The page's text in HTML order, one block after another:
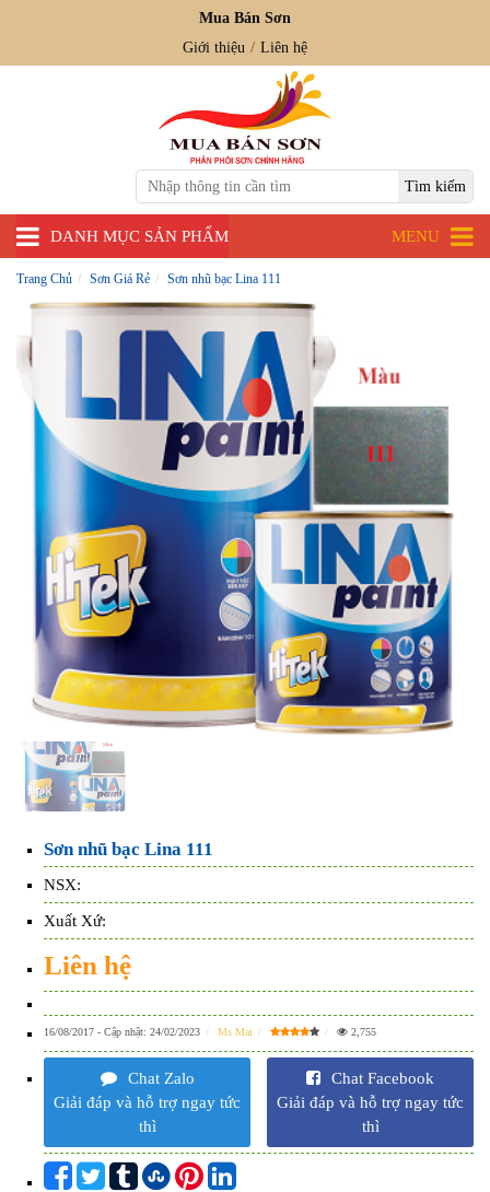
Mua Bán Sơn
Giới thiệu
Liên hệ
DANH MỤC SẢN PHẨM MENU
Trang Chủ Sơn Giá Rẻ Sơn nhũ bạc Lina 111
Sơn nhũ bạc Lina 111
NSX:
Xuất Xứ:
Liên hệ
16/08/2017 - Cập nhật: 24/02/2023 Ms Mai 2,755
Chat Zalo
Giải đáp và hỗ trợ ngay tức
thì
Chat Facebook
Giải đáp và hỗ trợ ngay tức
thì